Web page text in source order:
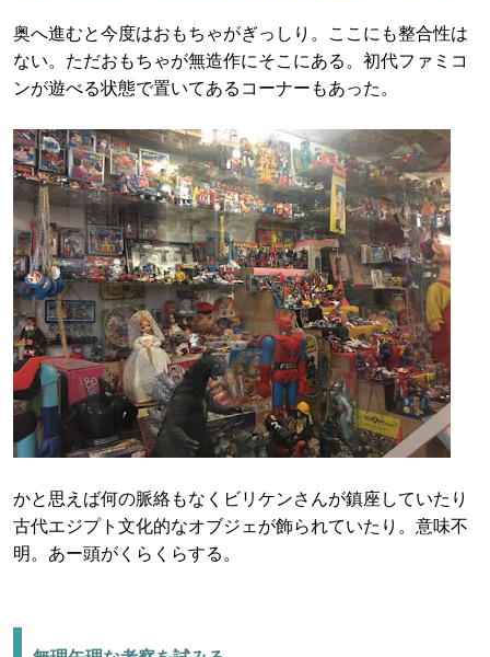
奥へ進むと今度はおもちゃがぎっしり。ここにも整合性は
ない。ただおもちゃが無造作にそこにある。初代ファミコ
ンが遊べる状態で置いてあるコーナーもあった。
かと思えば何の脈絡もなくビリケンさんが鎮座していたり
古代エジプト文化的なオブジェが飾られていたり。意味不
明。あー頭がくらくらする。